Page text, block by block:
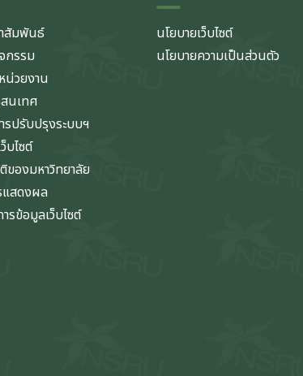
สัมพันธ์
กรรม
น่วยงาน
นเทศ
รปรับปรุงระบบฯ
บไซต์
ของมหาวิทยาลัย
แสดงผล
รข้อมูลเว็บไซต์
นโยบายเว็บไซต์
นโยบายความเป็นส่วนตัว